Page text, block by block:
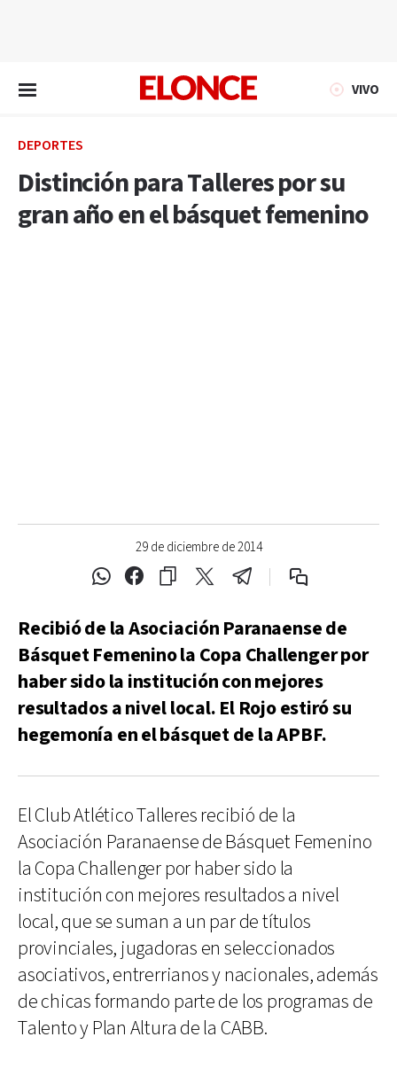
VIVO
DEPORTES
Distinción para Talleres por su
gran año en el básquet femenino
29 de diciembre de 2014
Recibió de la Asociación Paranaense de
Básquet Femenino la Copa Challenger por
haber sido la institución con mejores
resultados a nivel local. El Rojo estiró su
hegemonía en el básquet de la APBF.
El Club Atlético Talleres recibió de la
Asociación Paranaense de Básquet Femenino
la Copa Challenger por haber sido la
institución con mejores resultados a nivel
local, que se suman a un par de títulos
provinciales, jugadoras en seleccionados
asociativos, entrerrianos y nacionales, además
de chicas formando parte de los programas de
Talento y Plan Altura de la CABB.